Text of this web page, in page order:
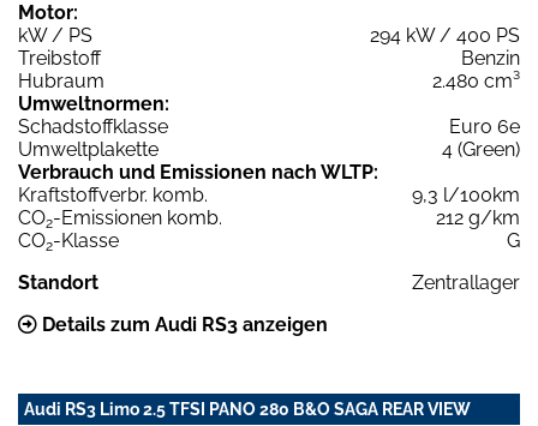
Motor:
kW / PS
294 kW / 400 PS
Treibstoff
Benzin
Hubraum
2.480 cm³
Umweltnormen:
Schadstoffklasse
Euro 6e
Umweltplakette
4 (Green)
Verbrauch und Emissionen nach WLTP:
Kraftstoffverbr. komb.
9,3 l/100km
CO2-Emissionen komb.
212 g/km
CO2-Klasse
G
Standort
Zentrallager
Details zum Audi RS3 anzeigen
Audi RS3 Limo 2.5 TFSI PANO 280 B&O SAGA REAR VIEW